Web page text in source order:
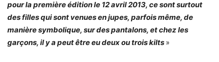
pour la première édition le 12 avril 2013, ce sont surtout
des filles qui sont venues en jupes, parfois même, de
manière symbolique, sur des pantalons, et chez les
garçons, il y a peut être eu deux ou trois kilts »